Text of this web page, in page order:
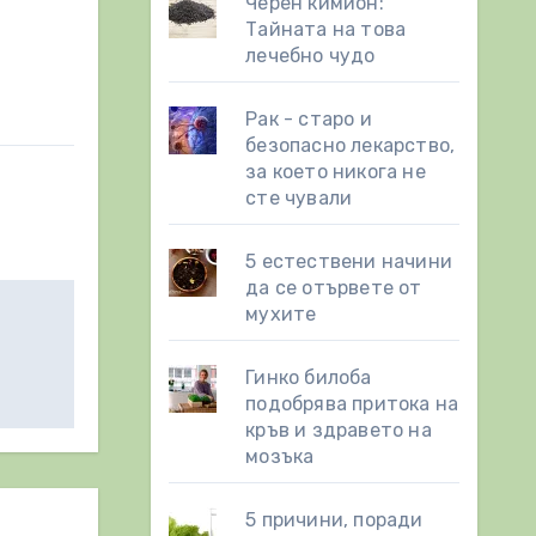
Тайната на това
лечебно чудо
Рак - старо и
безопасно лекарство,
за което никога не
сте чували
5 естествени начини
да се отървете от
мухите
Гинко билоба
подобрява притока на
кръв и здравето на
мозъка
5 причини, поради